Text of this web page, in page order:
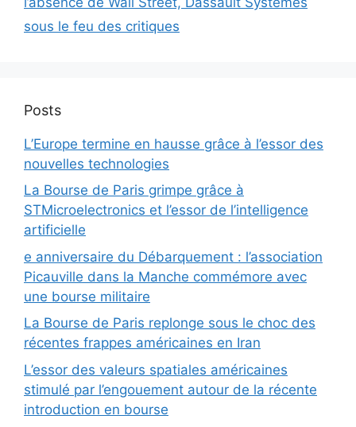
sous le feu des critiques
Posts
L’Europe termine en hausse grâce à l’essor des
nouvelles technologies
La Bourse de Paris grimpe grâce à
STMicroelectronics et l’essor de l’intelligence
artificielle
e anniversaire du Débarquement : l’association
Picauville dans la Manche commémore avec
une bourse militaire
La Bourse de Paris replonge sous le choc des
récentes frappes américaines en Iran
L’essor des valeurs spatiales américaines
stimulé par l’engouement autour de la récente
introduction en bourse